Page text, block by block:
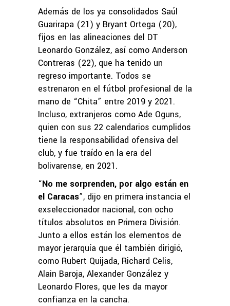
Además de los ya consolidados Saúl
Guarirapa (21) y Bryant Ortega (20),
fijos en las alineaciones del DT
Leonardo González, así como Anderson
Contreras (22), que ha tenido un
regreso importante. Todos se
estrenaron en el fútbol profesional de la
mano de “Chita” entre 2019 y 2021.
Incluso, extranjeros como Ade Oguns,
quien con sus 22 calendarios cumplidos
tiene la responsabilidad ofensiva del
club, y fue traído en la era del
bolivarense, en 2021.
“No me sorprenden, por algo están en
el Caracas”, dijo en primera instancia el
exseleccionador nacional, con ocho
títulos absolutos en Primera División.
Junto a ellos están los elementos de
mayor jerarquía que él también dirigió,
como Rubert Quijada, Richard Celis,
Alain Baroja, Alexander González y
Leonardo Flores, que les da mayor
confianza en la cancha.